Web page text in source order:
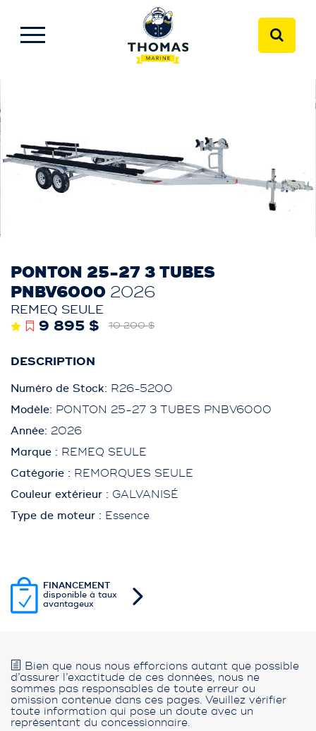
PONTON 25-27 3 TUBES
PNBV6000 2026
REMEQ SEULE
9 895 $ 10 200 $
DESCRIPTION
Numéro de Stock: R26-5200
Modèle: PONTON 25-27 3 TUBES PNBV6000
Année: 2026
Marque : REMEQ SEULE
Catégorie : REMORQUES SEULE
Couleur extérieur : GALVANISÉ
Type de moteur : Essence
FINANCEMENT
disponible à taux
avantageux
Bien que nous nous efforcions autant que possible
d’assurer l’exactitude de ces données, nous ne
sommes pas responsables de toute erreur ou
omission contenue dans ces pages. Veuillez vérifier
toute information qui pose un doute avec un
représentant du concessionnaire.